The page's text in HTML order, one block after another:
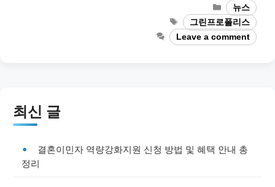
Categories
뉴스
Tags그린프로폴리스
Leave a comment
최신 글
결혼이민자 역량강화지원 신청 방법 및 혜택 안내 총
정리